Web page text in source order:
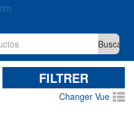
FILTRER
Changer Vue